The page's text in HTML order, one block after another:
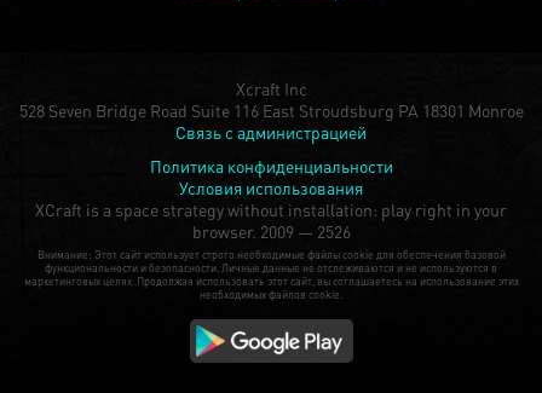
Xcraft Inc
528 Seven Bridge Road Suite 116 East Stroudsburg PA 18301 Monroe
Связь с администрацией
Политика конфиденциальности
Условия использования
XCraft is a space strategy without installation: play right in your
browser. 2009 — 2526
Внимание: Этот сайт использует строго необходимые файлы cookie для обеспечения базовой
функциональности и безопасности. Личные данные не отслеживаются и не используются в
маркетинговых целях. Продолжая использовать этот сайт, вы соглашаетесь на использование этих
необходимых файлов cookie.